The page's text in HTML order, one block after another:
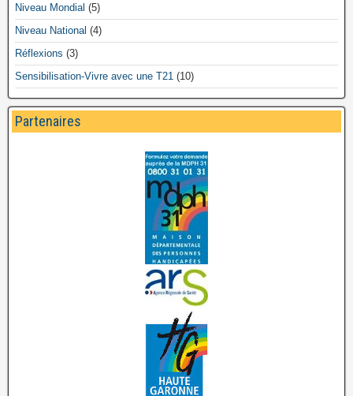
Niveau Mondial (5)
Niveau National (4)
Réflexions (3)
Sensibilisation-Vivre avec une T21 (10)
Partenaires